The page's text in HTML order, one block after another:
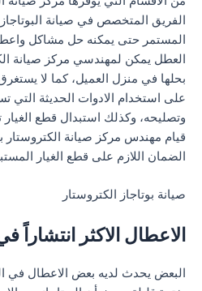
الفريق المتخصص في صيانة
المستمر حتى يمكنه حل مشاكل
العطل يمكن لمهندسي مركز صيانة
بحلها في منزل العميل، كما لا
على استخدام الادوات الحديثة
وتصليحه، وكذلك استبدال قطع الغيار
قيام مهندس مركز صيانة الكتروستار
الضمان اللازم على قطع الغيار
صيانة بوتاجاز الكتروستار
الاعطال الاكثر انتشاراً
البعض يحدث لديه بعض الاعطال في